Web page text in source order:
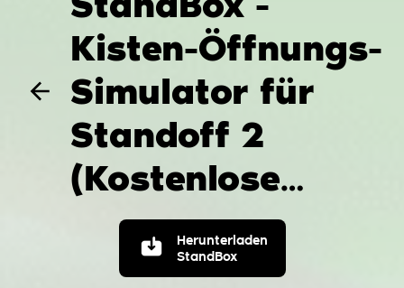
Kisten-Öffnungs-
Simulator für
Standoff 2
(Kostenlose
Standoff-Skins &
Geld-Hack)
Herunterladen
StandBox